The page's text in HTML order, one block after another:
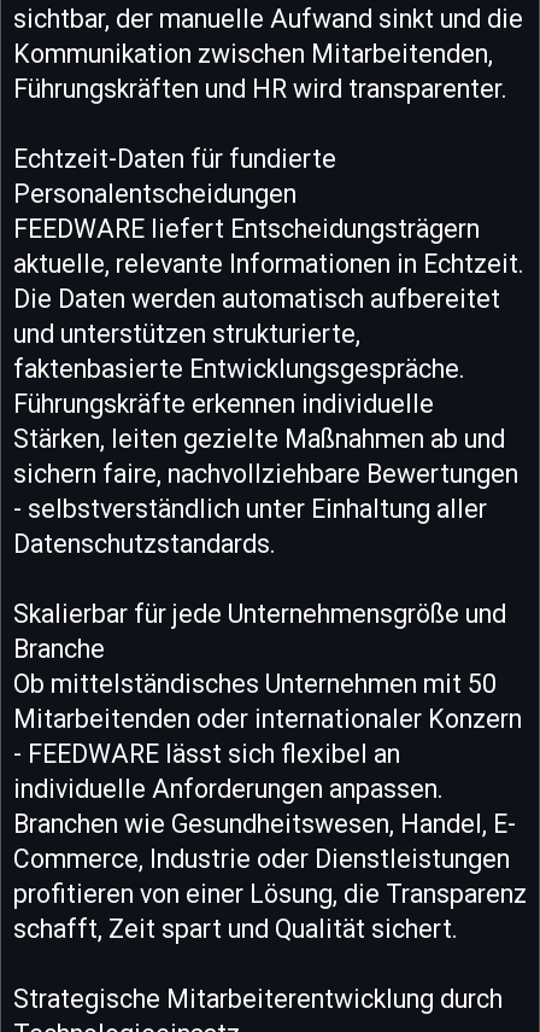
sichtbar, der manuelle Aufwand sinkt und die
Kommunikation zwischen Mitarbeitenden,
Führungskräften und HR wird transparenter.
Echtzeit-Daten für fundierte
Personalentscheidungen
FEEDWARE liefert Entscheidungsträgern
aktuelle, relevante Informationen in Echtzeit.
Die Daten werden automatisch aufbereitet
und unterstützen strukturierte,
faktenbasierte Entwicklungsgespräche.
Führungskräfte erkennen individuelle
Stärken, leiten gezielte Maßnahmen ab und
sichern faire, nachvollziehbare Bewertungen
- selbstverständlich unter Einhaltung aller
Datenschutzstandards.
Skalierbar für jede Unternehmensgröße und
Branche
Ob mittelständisches Unternehmen mit 50
Mitarbeitenden oder internationaler Konzern
- FEEDWARE lässt sich flexibel an
individuelle Anforderungen anpassen.
Branchen wie Gesundheitswesen, Handel, E-
Commerce, Industrie oder Dienstleistungen
profitieren von einer Lösung, die Transparenz
schafft, Zeit spart und Qualität sichert.
Strategische Mitarbeiterentwicklung durch